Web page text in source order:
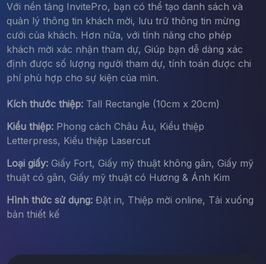
Với nền tảng InvitePro, bạn có thể tạo danh sách và
quản lý thông tin khách mời, lưu trữ thông tin mừng
cưới của khách. Hơn nữa, với tính năng cho phép
khách mời xác nhận tham dự, Giúp bạn dễ dàng xác
định được số lượng người tham dự, tính toán được chi
phí phù hợp cho sự kiện của mìn.
Kích thước thiệp:Tall Rectangle (10cm x 20cm)
Kiểu thiệp:Phong cách Châu Âu, Kiểu thiệp
Letterpress, Kiểu thiệp Lasercut
Loại giấy:Giấy Fort, Giấy mỹ thuật không gân, Giấy mỹ
thuật có gân, Giấy mỹ thuật có Hương & Ánh Kim
Hình thức sử dụng:Đặt in, Thiệp mời online, Tải xuống
bản thiết kế